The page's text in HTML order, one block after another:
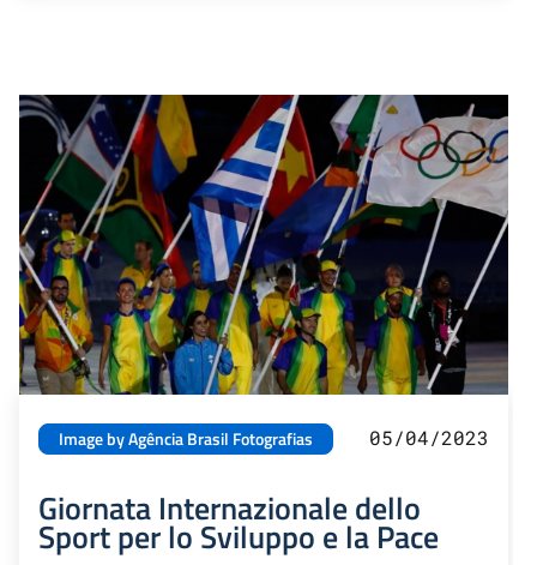
Image by Agência Brasil Fotografias 05/04/2023
Giornata Internazionale dello
Sport per lo Sviluppo e la Pace